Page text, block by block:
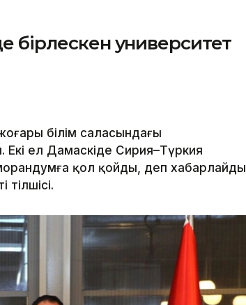
бірлескен университет
білім саласындағы
ел Дамаскіде Сирия–Түркия
қол қойды, деп хабарлайды
тілшісі.